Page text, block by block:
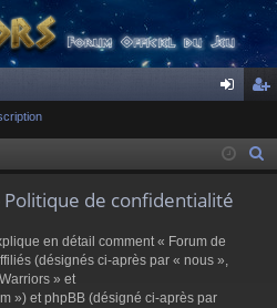
ne cri
de confidentialité
en détail comment « Forum de
(désignés ci-après par « nous »,
» et
») et phpBB (désigné ci-après par